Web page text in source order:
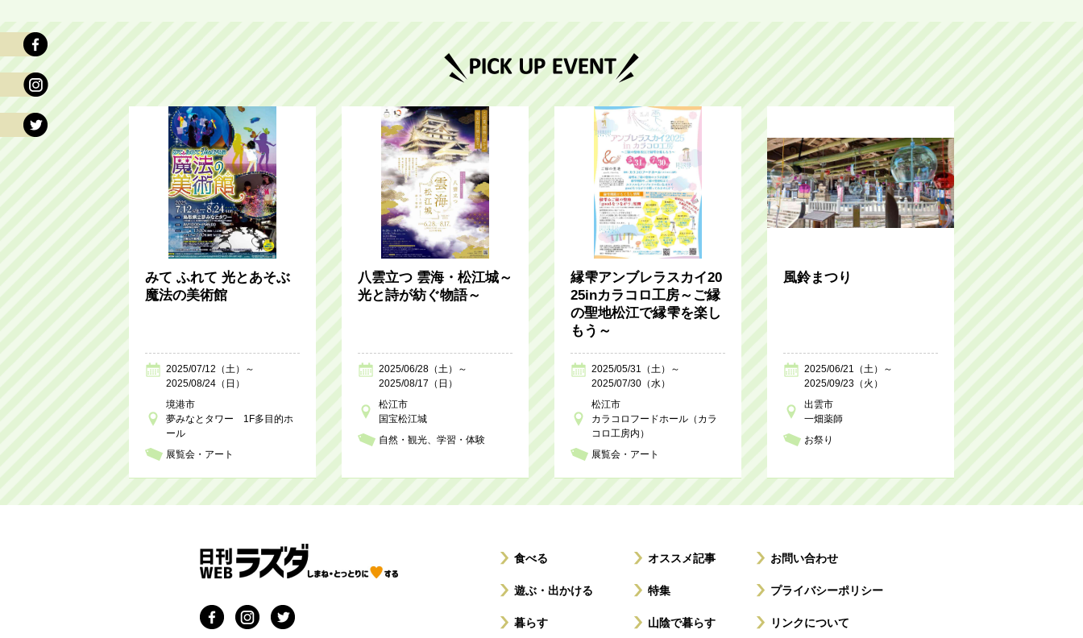
みて ふれて 光とあそぶ
魔法の美術館
2025/07/12（土）～
2025/08/24（日）
境港市
夢みなとタワー 1F多目的ホ
ール
展覧会・アート
八雲立つ 雲海・松江城～
光と詩が紡ぐ物語～
2025/06/28（土）～
2025/08/17（日）
松江市
国宝松江城
自然・観光
学習・体験
縁雫アンブレラスカイ20
25inカラコロ工房～ご縁
の聖地松江で縁雫を楽し
もう～
2025/05/31（土）～
2025/07/30（水）
松江市
カラコロフードホール（カラ
コロ工房内）
展覧会・アート
風鈴まつり
2025/06/21（土）～
2025/09/23（火）
出雲市
一畑薬師
お祭り
食べる
遊ぶ・出かける
暮らす
オススメ記事
特集
山陰で暮らす
お問い合わせ
プライバシーポリシー
リンクについて